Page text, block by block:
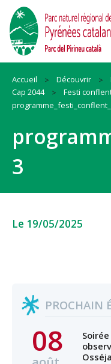
Accueil Découvrir
Cap 2044
Festi
3
Le 19/05/2025
PROCHAIN
08
Osséja